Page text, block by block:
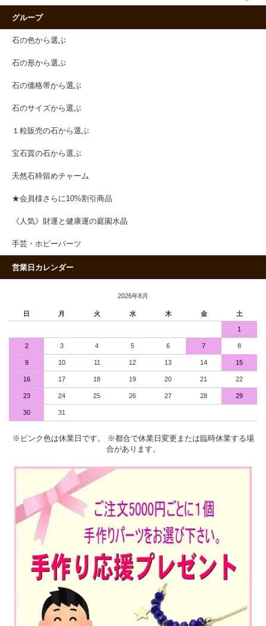
グループ
石の色から選ぶ
石の形から選ぶ
石の価格帯から選ぶ
石のサイズから選ぶ
１粒販売の石から選ぶ
宝石質の石から選ぶ
天然石枠留めチャーム
★会員様さらに10%割引商品
《人気》財運と健康運の庭園水晶
手芸・ホビーパーツ
営業日カレンダー
2026年8月
日 月 火 水 木 金 土
1
2 3 4 5 6 7 8
9 10 11 12 13 14 15
16 17 18 19 20 21 22
23 24 25 26 27 28 29
30 31
※ピンク色は休業日です。 ※都合で休業日変更または臨時休業する場
合があります。